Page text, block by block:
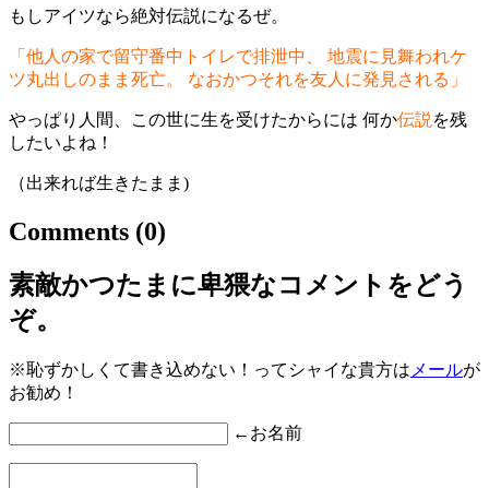
もしアイツなら絶対伝説になるぜ。
「他人の家で留守番中トイレで排泄中、 地震に見舞われケ
ツ丸出しのまま死亡。 なおかつそれを友人に発見される」
やっぱり人間、この世に生を受けたからには 何か伝説 を残
したいよね！
（出来れば生きたまま)
Comments (0)
素敵かつたまに卑猥なコメントをどう
ぞ。
※恥ずかしくて書き込めない！ってシャイな貴方は メールが
お勧め！
←お名前